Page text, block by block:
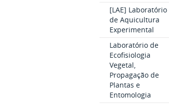
[LAE] Laboratório
de Aquicultura
Experimental
Laboratório de
Ecofisiologia
Vegetal,
Propagação de
Plantas e
Entomologia